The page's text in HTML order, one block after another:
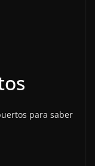
para saber